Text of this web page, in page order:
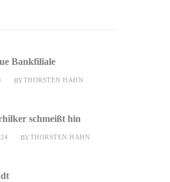
Bankfiliale
BYTHORSTEN HAHN
schmeißt hin
BYTHORSTEN HAHN